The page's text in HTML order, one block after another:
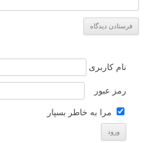
نام کاربری
رمز عبور
مرا به خاطر بسپار